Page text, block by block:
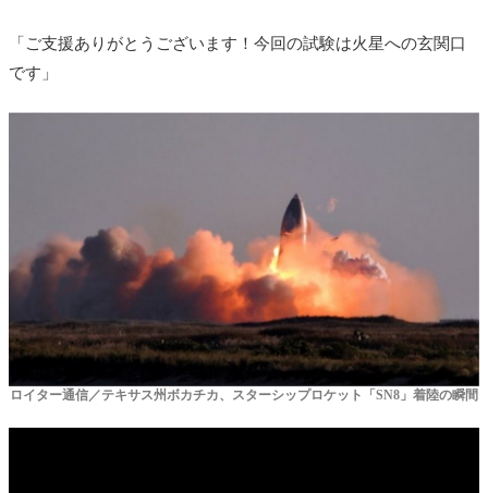
「ご支援ありがとうございます！今回の試験は火星への玄関口
です」
ロイター通信／テキサス州ボカチカ、スターシップロケット「SN8」着陸の瞬間